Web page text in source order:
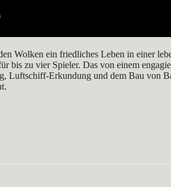
Wolken ein friedliches Leben in einer
bis zu vier Spieler. Das von einem
Luftschiff-Erkundung und dem Bau von